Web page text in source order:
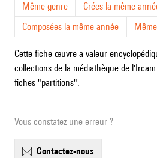
Même genre
Crées la même
Composées la même année
Cette fiche œuvre a valeur
collections de la médiathèque de
fiches "partitions".
Vous constatez une erreur ?
contactez-nous